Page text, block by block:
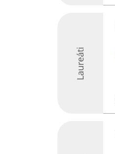
Laureáti